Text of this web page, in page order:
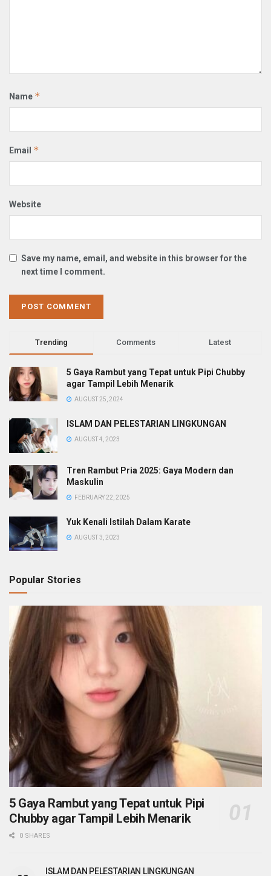
Name *
Email *
Website
Save my name, email, and website in this browser for the
next time I comment.
Trending Comments Latest
5 Gaya Rambut yang Tepat untuk Pipi Chubby
agar Tampil Lebih Menarik
AUGUST 25, 2024
ISLAM DAN PELESTARIAN LINGKUNGAN
AUGUST 4, 2023
Tren Rambut Pria 2025: Gaya Modern dan
Maskulin
FEBRUARY 22, 2025
Yuk Kenali Istilah Dalam Karate
AUGUST 3, 2023
Popular Stories
5 Gaya Rambut yang Tepat untuk Pipi
Chubby agar Tampil Lebih Menarik
0 SHARES
ISLAM DAN PELESTARIAN LINGKUNGAN